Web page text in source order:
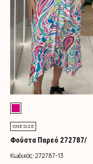
ONE SIZE
Φούστα Παρεό 272787/
Φούξια
Κωδικός:272787-13